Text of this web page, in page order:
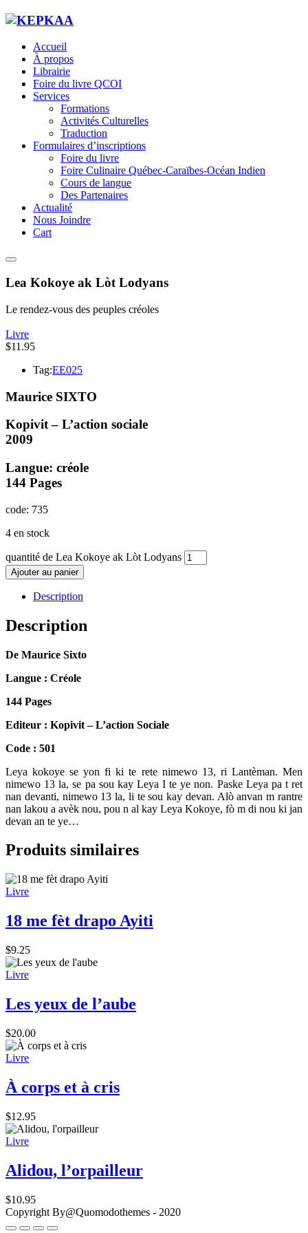
Accueil
À propos
Librairie
Foire du livre QCOI
Services
Formations
Activités Culturelles
Traduction
Formulaires d’inscriptions
Foire du livre
Foire Culinaire Québec-Caraïbes-Océan Indien
Cours de langue
Des Partenaires
Actualité
Nous Joindre
Cart
Lea Kokoye ak Lòt Lodyans
Le rendez-vous des peuples créoles
Livre
$11.95
Tag:EE025
Maurice SIXTO
Kopivit – L’action sociale
2009
Langue: créole
144 Pages
code: 735
4 en stock
quantité de Lea Kokoye ak Lòt Lodyans
Ajouter au panier
Description
Description
De Maurice Sixto
Langue : Créole
144 Pages
Editeur : Kopivit – L’action Sociale
Code : 501
Leya kokoye se yon fi ki te rete nimewo 13, ri Lantèman. Men
nimewo 13 la, se pa sou kay Leya I te ye non. Paske Leya pa t ret
nan devanti, nimewo 13 la, li te sou kay devan. Alò anvan m rantre
nan lakou a avèk nou, pou n al kay Leya Kokoye, fò m di nou ki jan
devan an te ye…
Produits similaires
Livre
18 me fèt drapo Ayiti
$9.25
Livre
Les yeux de l’aube
$20.00
Livre
À corps et à cris
$12.95
Livre
Alidou, l’orpailleur
$10.95
Copyright By@Quomodothemes - 2020